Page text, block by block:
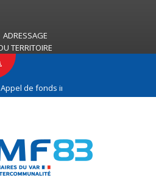
ADRESSAGE
TERRITOIRE
de fonds incendies de forêt